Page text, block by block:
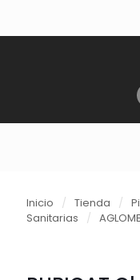
Inicio / Tienda /
Sanitarias
/